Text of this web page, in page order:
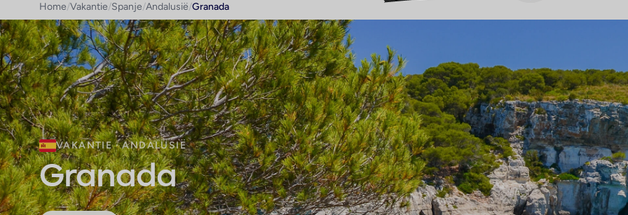
Home/Vakantie/Spanje/Andalusië/Granada
VAKANTIE · ANDALUSIË
Granada